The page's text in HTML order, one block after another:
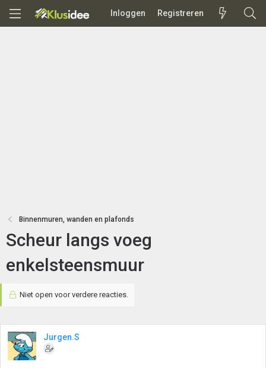
Inloggen Registreren
Binnenmuren, wanden en plafonds
Scheur langs voeg
enkelsteensmuur
Niet open voor verdere reacties.
Jurgen.S